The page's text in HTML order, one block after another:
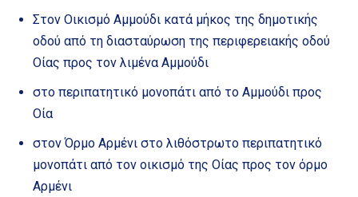
Στον Οικισμό Αμμούδι κατά μήκος της δημοτικής
οδού από τη διασταύρωση της περιφερειακής οδού
Οίας προς τον λιμένα Αμμούδι
στο περιπατητικό μονοπάτι από το Αμμούδι προς
Οία
στον Όρμο Αρμένι στο λιθόστρωτο περιπατητικό
μονοπάτι από τον οικισμό της Οίας προς τον όρμο
Αρμένι